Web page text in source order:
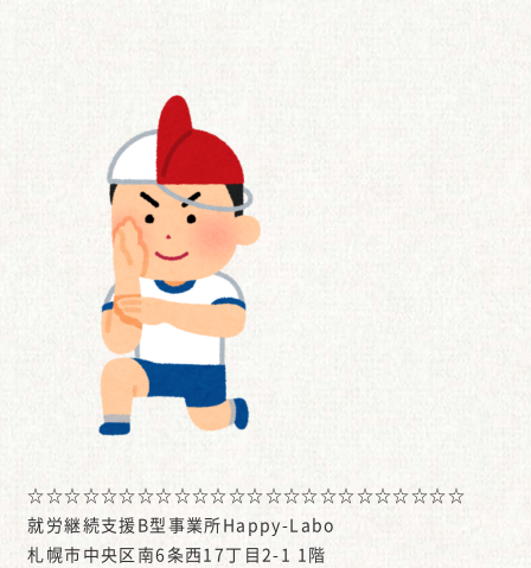
☆☆☆☆☆☆☆☆☆☆☆☆☆☆☆☆☆☆☆☆☆☆☆☆
就労継続支援B型事業所Happy-Labo
札幌市中央区南6条西17丁目2-1 1階